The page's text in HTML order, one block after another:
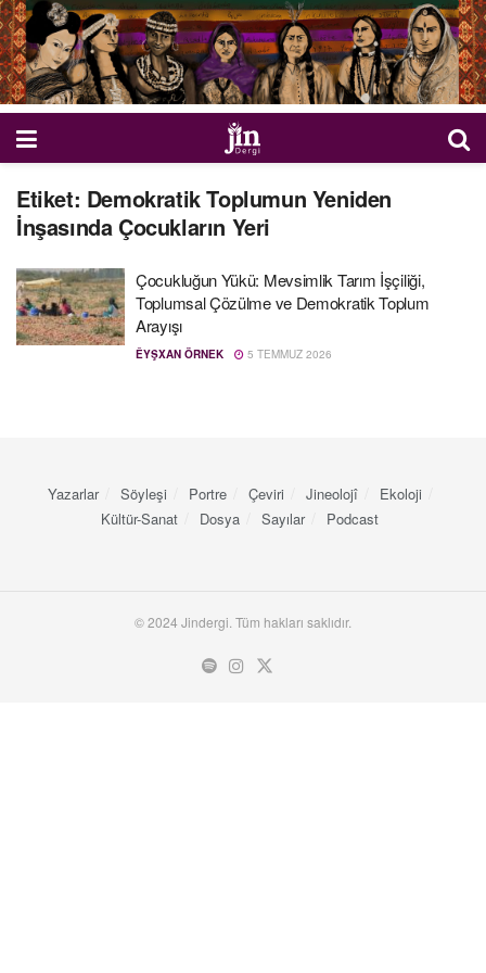
Etiket: Demokratik Toplumun Yeniden
İnşasında Çocukların Yeri
Çocukluğun Yükü: Mevsimlik Tarım İşçiliği,
Toplumsal Çözülme ve Demokratik Toplum
Arayışı
ÊYŞXAN ÖRNEK 5 TEMMUZ 2026
Yazarlar Söyleşi Portre Çeviri Jineolojî
Ekoloji
Kültür-Sanat
Dosya Sayılar Podcast
© 2024 Jindergi. Tüm hakları saklıdır.